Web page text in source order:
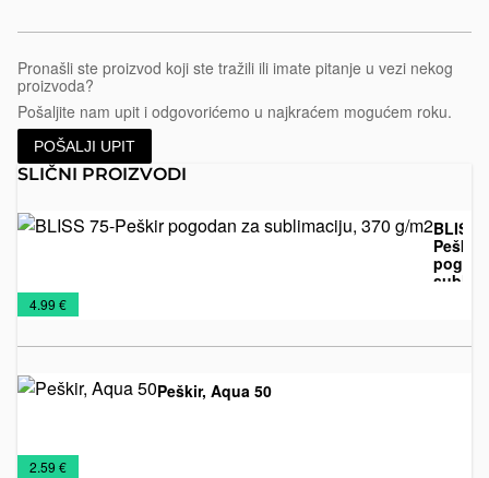
Pronašli ste proizvod koji ste tražili ili imate pitanje u vezi nekog
proizvoda?
Pošaljite nam upit i odgovorićemo u najkraćem mogućem roku.
POŠALJI UPIT
SLIČNI PROIZVODI
BLISS
Peškir
Peškiri
4.99 €
Peškir, Aqua 50
Peškiri
2.59 €